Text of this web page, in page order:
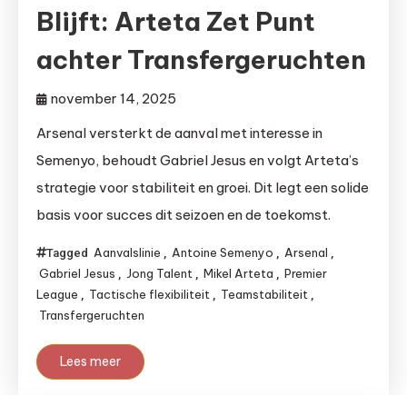
Blijft: Arteta Zet Punt
achter Transfergeruchten
november 14, 2025
Arsenal versterkt de aanval met interesse in
Semenyo, behoudt Gabriel Jesus en volgt Arteta’s
strategie voor stabiliteit en groei. Dit legt een solide
basis voor succes dit seizoen en de toekomst.
Tagged Aanvalslinie , Antoine Semenyo , Arsenal ,
Gabriel Jesus , Jong Talent , Mikel Arteta , Premier
League , Tactische flexibiliteit , Teamstabiliteit ,
Transfergeruchten
Lees meer